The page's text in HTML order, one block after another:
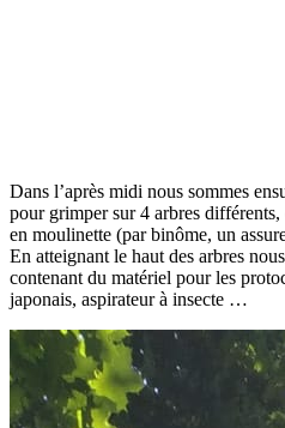
Dans l’après midi nous sommes
pour grimper sur 4 arbres
en moulinette (par binôme, un
En atteignant le haut des arbres
contenant du matériel pour les
japonais, aspirateur à insecte …